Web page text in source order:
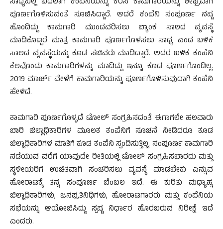
ಪೂರ್ಣಗೊಳಿಸುವಂತೆ ಸೂಚಿಸಿದ್ದಾರೆ. ಆದರೆ ಕಂಪೆನಿ ಸಂಪೂರ್ಣ ನಷ್ಟ
ಹೊಂದಿದ್ದು ಕಾಮಗಾರಿ ಮುಂದವರಿಸಲು ಬ್ಯಾಂಕ ಸಾಲದ ವ್ಯವಸ್ಥೆ
ಮಾಡಿಕೊಟ್ಟರೆ ಮಾತ್ರ ಕಾಮಗಾರಿ ಪೂರ್ಣಗೊಳಸಲು ಸಾಧ್ಯ ಎಂದ ಬಳಿಕ
ಸಾಲದ ವ್ಯವಸ್ಥೆಯನ್ನು ಕೂಡ ಸಚಿವರು ಮಾಡಿದ್ದಾರೆ. ಅದರ ಬಳಿಕ ಕಂಪೆನಿ
ಕೆಲವೊಂದು ಕಾಮಗಾರಿಗಳನ್ನು ಮಾಡಿದ್ದು ಇನ್ನೂ ಕೂಡ ಪೂರ್ಣಗೊಂಡಿಲ್ಲ.
2019 ಮಾರ್ಚ್ ವೇಳೆಗೆ ಕಾಮಗಾರಿಯನ್ನು ಪೂರ್ಣಗೊಳಿಸುವುದಾಗಿ ಕಂಪೆನಿ
ಹೇಳಿದೆ.
ಕಾಮಗಾರಿ ಪೂರ್ಣಗೊಳ್ಳದೆ ಟೋಲ್ ಸಂಗ್ರಹಿಸದಂತೆ ಈಗಾಗಲೇ ಹಲವಾರು
ಬಾರಿ ಜಿಲ್ಲಾಧಿಕಾರಿಗಳ ಮೂಲಕ ಕಂಪೆನಿಗೆ ಸೂಚನೆ ನೀಡಿದರೂ ಕೂಡ
ಜಿಲ್ಲಾಧಿಕಾರಿಗಳ ಮಾತಿಗೆ ಕೂಡ ಕಂಪೆನಿ ಸ್ಪಂದಿಸುತ್ತಿಲ್ಲ. ಸಂಪೂರ್ಣ ಕಾಮಗಾರಿ
ನಡೆಯುವ ವರೆಗೆ ಯಾವುದೇ ರೀತಿಯಲ್ಲಿ ಟೋಲ್ ಸಂಗ್ರಹಿಸಬಾರದು ಮತ್ತು
ಸ್ಥಳೀಯರಿಗೆ ಉಚಿತವಾಗಿ ಸಂಚರಿಸಲು ವ್ಯವಸ್ಥೆ ಮಾಡಬೇಕು ಎನ್ನುವ
ಹೋರಾಟಕ್ಕೆ ತನ್ನ ಸಂಪೂರ್ಣ ಬೆಂಬಲ ಇದೆ. ಈ ಕುರಿತು ಮಧ್ಯಾಹ್ನ
ಜಿಲ್ಲಾಧಿಕಾರಿಗಳು, ಜನಪ್ರತಿನಿಧಿಗಳು, ಹೋರಾಟಗಾರರು ಮತ್ತು ಕಂಪೆನಿಯ
ಸಭೆಯನ್ನು ಆಯೋಜಿಸಿದ್ದು ಸ್ಪಷ್ಟ ನಿರ್ಧಾರ ಹೊರಬರುವ ನಿರೀಕ್ಷೆ ಇದೆ
ಎಂದರು.